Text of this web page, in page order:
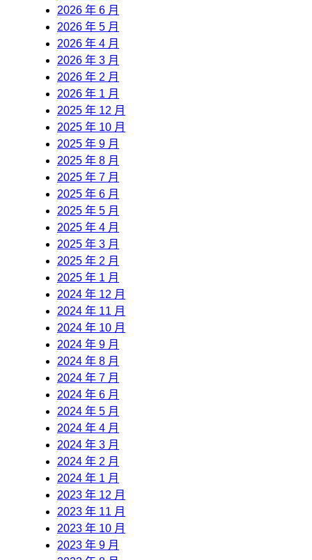
2026 年 6 月
2026 年 5 月
2026 年 4 月
2026 年 3 月
2026 年 2 月
2026 年 1 月
2025 年 12 月
2025 年 10 月
2025 年 9 月
2025 年 8 月
2025 年 7 月
2025 年 6 月
2025 年 5 月
2025 年 4 月
2025 年 3 月
2025 年 2 月
2025 年 1 月
2024 年 12 月
2024 年 11 月
2024 年 10 月
2024 年 9 月
2024 年 8 月
2024 年 7 月
2024 年 6 月
2024 年 5 月
2024 年 4 月
2024 年 3 月
2024 年 2 月
2024 年 1 月
2023 年 12 月
2023 年 11 月
2023 年 10 月
2023 年 9 月